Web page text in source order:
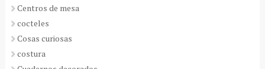
Centros de mesa
cocteles
Cosas curiosas
costura